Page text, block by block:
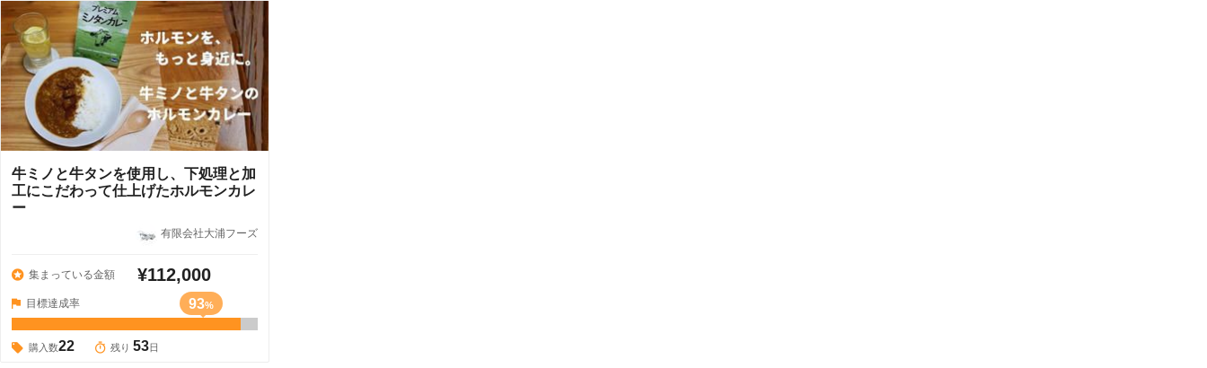
牛ミノと牛タンを使用し、下処理と加
工にこだわって仕上げたホルモンカレ
ー
有限会社大浦フーズ
集まっている金額 ¥112,000
目標達成率 93%
購入数22 残り 53日